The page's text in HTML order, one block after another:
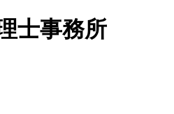
士事務所